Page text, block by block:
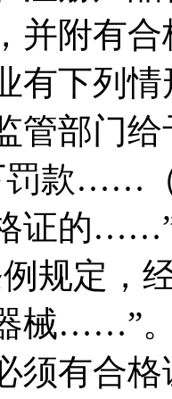
并附有
有下列
管部门
罚款……
证的
规定，
……”。
须有合